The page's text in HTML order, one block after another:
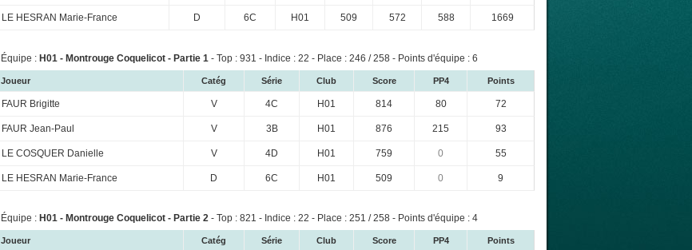
LE HESRAN Marie-France D 6C H01 509 572 588 1669
Équipe : H01 - Montrouge Coquelicot - Partie 1 - Top : 931 - Indice : 22 - Place : 246 / 258 - Points d'équipe : 6
Joueur Catég Série Club Score PP4 Points
FAUR Brigitte V 4C H01 814 80 72
FAUR Jean-Paul V 3B H01 876 215 93
LE COSQUER Danielle V 4D H01 759 0 55
LE HESRAN Marie-France D 6C H01 509 0 9
Équipe : H01 - Montrouge Coquelicot - Partie 2 - Top : 821 - Indice : 22 - Place : 251 / 258 - Points d'équipe : 4
Joueur Catég Série Club Score PP4 Points